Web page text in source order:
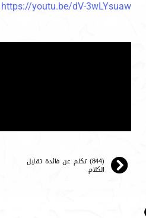
https://youtu.be/dV-3wLYsuaw
(844) تكلم عن فائدة تقليل
الكلام.